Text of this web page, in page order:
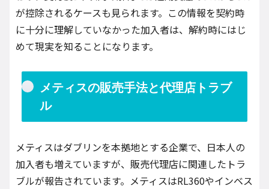
が控除されるケースも見られます。この情報を契約時
に十分に理解していなかった加入者は、解約時にはじ
めて現実を知ることになります。
メティスの販売手法と代理店トラブ
ル
メティスはダブリンを本拠地とする企業で、日本人の
加入者も増えていますが、販売代理店に関連したトラ
ブルが報告されています。メティスはRL360やインベス